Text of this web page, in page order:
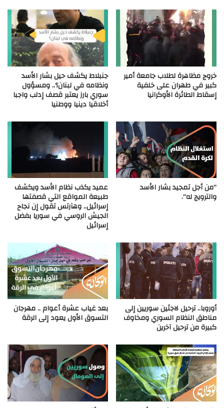
خروج مظاهرة لطلاب جامعة أمير
كبير في طهران على خلفية
إسقاط الطائرة الأوكرانيا
جنبلاط يكشف حيل بشار الأسد
ونظامه في لبنان؟.. ومسؤول
سوري بارز يعتبر قصف إدلب واجبا
أخلاقيا دينيا ووطنيا
“من أجل تمجيد بشار الأسد
والترويج له”.
عميد يكذب نظام الأسد ويكشف
طبيعة المواقع التي قصفتها
إسرائيل.. وهآرتس تقول إن نجاح
الجيش الروسي في سوريا بفضل
إسرائيل
أوروبا.. ترحيل لاجئين سوريين إلى
مناطق النظام السوري ومخاوف
كبيرة من ترحيل آخرين
بعد غياب عشرة أعوام .. مهرجان
التسوق الأول يعود إلى الرقة